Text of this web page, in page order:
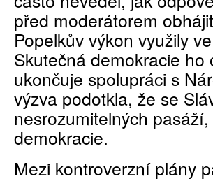
před moderátorem
Popelkův výkon využily
Skutečná demokracie
ukončuje spolupráci s
výzva podotkla, že se
nesrozumitelných
demokracie.
Mezi kontroverzní plány